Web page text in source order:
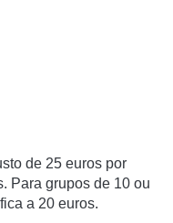
de 25 euros por
Para grupos de 10 ou
a 20 euros.